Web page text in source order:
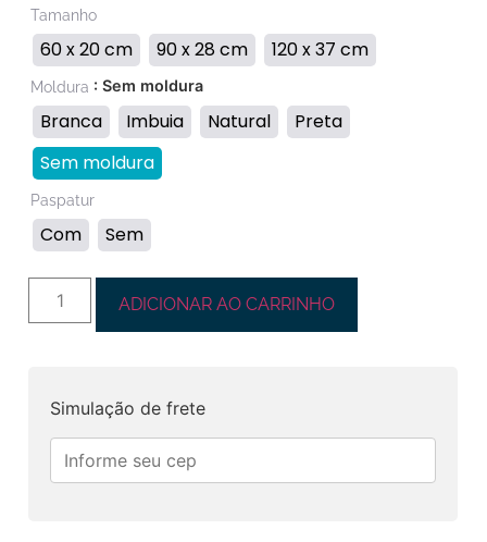
Tamanho
60 x 20 cm 90 x 28 cm 120 x 37 cm
Moldura : Sem moldura
Branca Imbuia Natural
Preta
Sem moldura
Paspatur
Com Sem
ADICIONAR AO CARRINHO
Simulação de frete